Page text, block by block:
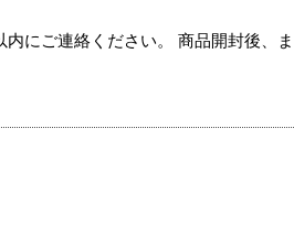
にご連絡ください。 商品開封後、